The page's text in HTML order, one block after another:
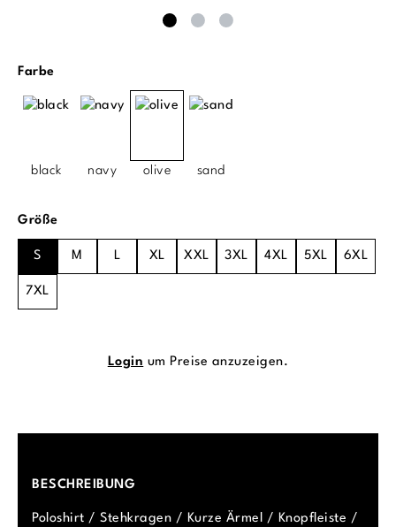
Farbeauswählen
black navy olive sand
Größeauswählen
S M L XL XXL 3XL 4XL 5XL 6XL
7XL
Login um Preise anzuzeigen.
BESCHREIBUNG
Poloshirt / Stehkragen / Kurze Ärmel / Knopfleiste /